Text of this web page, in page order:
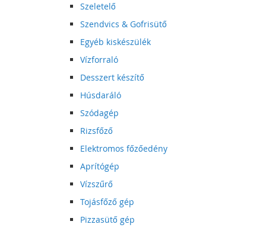
Szeletelő
Szendvics & Gofrisütő
Egyéb kiskészülék
Vízforraló
Desszert készítő
Húsdaráló
Szódagép
Rizsfőző
Elektromos főzőedény
Aprítógép
Vízszűrő
Tojásfőző gép
Pizzasütő gép